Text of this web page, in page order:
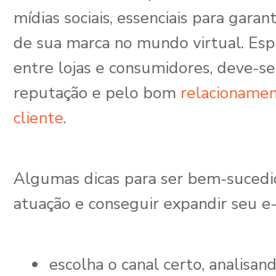
mídias sociais, essenciais para
de sua marca no mundo virtual.
entre lojas e consumidores, deve-
reputação e pelo bom
cliente.
Algumas dicas para ser bem-
atuação e conseguir expandir seu
escolha o canal certo,